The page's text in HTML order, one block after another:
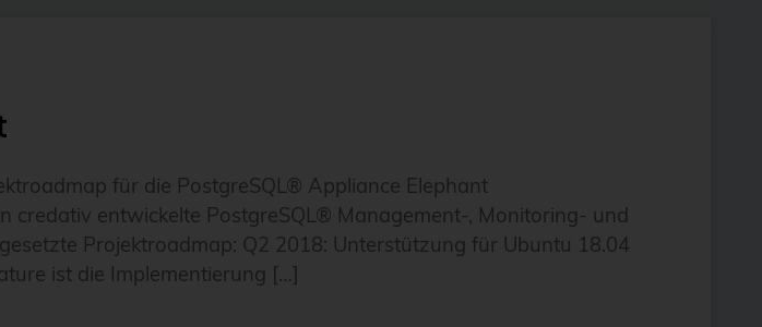
für die PostgreSQL® Appliance Elephant
credativ entwickelte PostgreSQL® Management-, Monitoring- und
Projektroadmap: Q2 2018: Unterstützung für Ubuntu 18.04
ist die Implementierung […]